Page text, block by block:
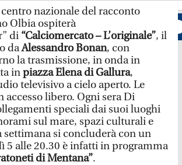
nazionale del racconto
Olbia ospiterà
di “Calciomercato – L’originale”, il
daAlessandro Bonan, con
la trasmissione, in onda in
inpiazza Elena di Gallura,
televisivo a cielo aperto. Le
libero. Ogni sera Di
speciali dai suoi luoghi
sul mare, spazi culturali e
si concluderà con un
5 alle 20.30 è infatti in programma
di Mentana”.